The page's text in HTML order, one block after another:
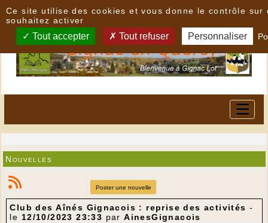
Nouvelles
Poster une nouvelle
Club des Aînés Gignacois : reprise des activités -
le 12/10/2023 23:33 parAinesGignacois
Ce site utilise des cookies et vous donne le contrôle sur
souhaitez activer
Tout accepter Tout refuser Personnaliser